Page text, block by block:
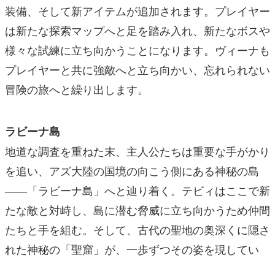
装備、そして新アイテムが追加されます。プレイヤー
は新たな探索マップへと足を踏み入れ、新たなボスや
様々な試練に立ち向かうことになります。ヴィーナも
プレイヤーと共に強敵へと立ち向かい、忘れられない
冒険の旅へと繰り出します。
ラビーナ島
地道な調査を重ねた末、主人公たちは重要な手がかり
を追い、アズ大陸の国境の向こう側にある神秘の島
――「ラビーナ島」へと辿り着く。テビィはここで新
たな敵と対峙し、島に潜む脅威に立ち向かうため仲間
たちと手を組む。そして、古代の聖地の奥深くに隠さ
れた神秘の「聖窟」が、一歩ずつその姿を現してい